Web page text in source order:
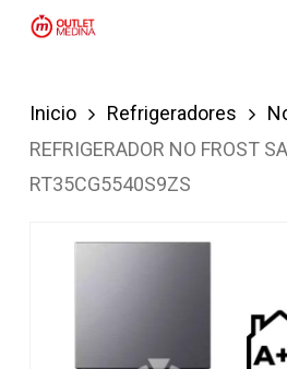
Skip
content
Inicio Refrigeradores
REFRIGERADOR NO FROST
RT35CG5540S9ZS